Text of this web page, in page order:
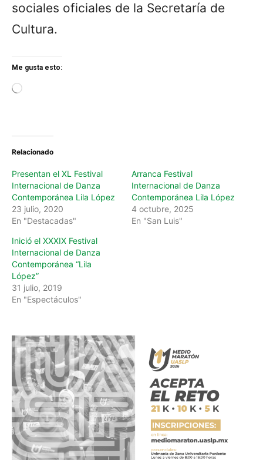
sociales oficiales de la Secretaría de
Cultura.
Me gusta esto:
g
Relacionado
Presentan el XL Festival
Internacional de Danza
Contemporánea Lila López
23 julio, 2020
En "Destacadas"
Arranca Festival
Internacional de Danza
Contemporánea Lila López
4 octubre, 2025
En "San Luis"
Inició el XXXIX Festival
Internacional de Danza
Contemporánea “Lila
López”
31 julio, 2019
En "Espectáculos"